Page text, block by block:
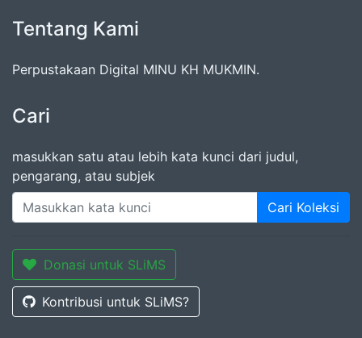
Tentang Kami
Perpustakaan Digital MINU KH MUKMIN.
Cari
masukkan satu atau lebih kata kunci dari judul,
pengarang, atau subjek
Cari Koleksi
Donasi untuk SLiMS
Kontribusi untuk SLiMS?